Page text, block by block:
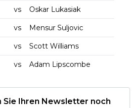
vs Oskar Lukasiak
vs Mensur Suljovic
vs Scott Williams
vs Adam Lipscombe
Sie Ihren Newsletter noch